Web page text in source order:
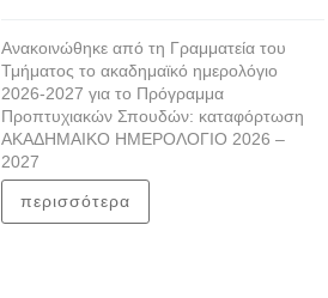
Ανακοινώθηκε από τη Γραμματεία του
Τμήματος το ακαδημαϊκό ημερολόγιο
2026-2027 για το Πρόγραμμα
Προπτυχιακών Σπουδών: καταφόρτωση
ΑΚΑΔΗΜΑΙΚΟ ΗΜΕΡΟΛΟΓΙΟ 2026 –
2027
περισσότερα